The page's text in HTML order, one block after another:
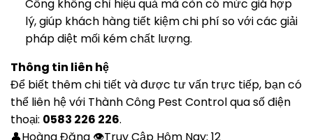
Công không chỉ hiệu quả mà còn có mức giá hợp
lý, giúp khách hàng tiết kiệm chi phí so với các giải
pháp diệt mối kém chất lượng.
Thông tin liên hệ
Để biết thêm chi tiết và được tư vấn trực tiếp, bạn có
thể liên hệ với Thành Công Pest Control qua số điện
thoại: 0583 226 226.
👤Hoàng Đăng 👁Truy Cập Hôm Nay: 12